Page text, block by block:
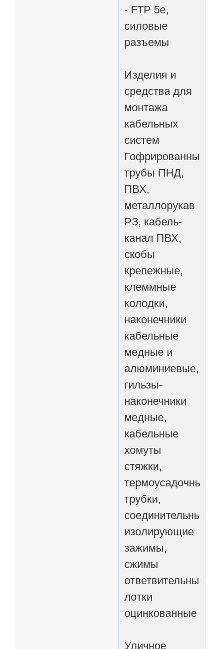
- FTP 5e,
силовые
разъемы
Изделия и
средства для
монтажа
кабельных
систем
Гофрированные
трубы ПНД,
ПВХ,
металлорукав
РЗ, кабель-
канал ПВХ,
скобы
крепежные,
клеммные
колодки,
наконечники
кабельные
медные и
алюминиевые,
гильзы-
наконечники
медные,
кабельные
хомуты
стяжки,
термоусадочные
трубки,
соединительные
изолирующие
зажимы,
сжимы
ответвительные,
лотки
оцинкованные
Уличное